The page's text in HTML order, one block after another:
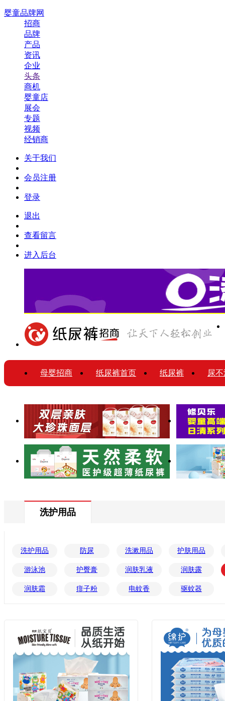
婴童品牌网
招商
品牌
产品
资讯
企业
头条
商机
婴童店
展会
专题
视频
经销商
关于我们
会员注册
登录
退出
查看留言
进入后台
母婴招商 纸尿裤首页 纸尿裤 尿
洗护用品
洗护用品 防尿 洗漱用品 护肤用品
游泳池 护臀膏 润肤乳液 润肤露
润肤霜 痱子粉 电蚊香 驱蚊器